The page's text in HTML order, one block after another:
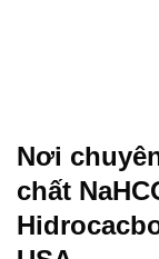
Nơi
chất